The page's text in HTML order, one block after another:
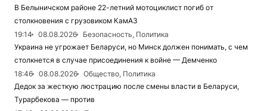
В Белыничском районе 22-летний мотоциклист погиб от
столкновения с грузовиком КамАЗ
19:14
08.08.2026
Безопасность, Политика
Украина не угрожает Беларуси, но Минск должен понимать, с чем
столкнется в случае присоединения к войне — Демченко
18:46
08.08.2026
Общество, Политика
Дедок за жесткую люстрацию после смены власти в Беларуси,
Турарбекова — против